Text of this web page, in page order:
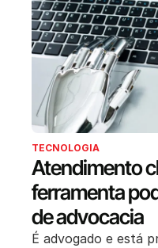
TECNOLOGIA
Atendimento
ferramenta
de advocacia
É advogado e está